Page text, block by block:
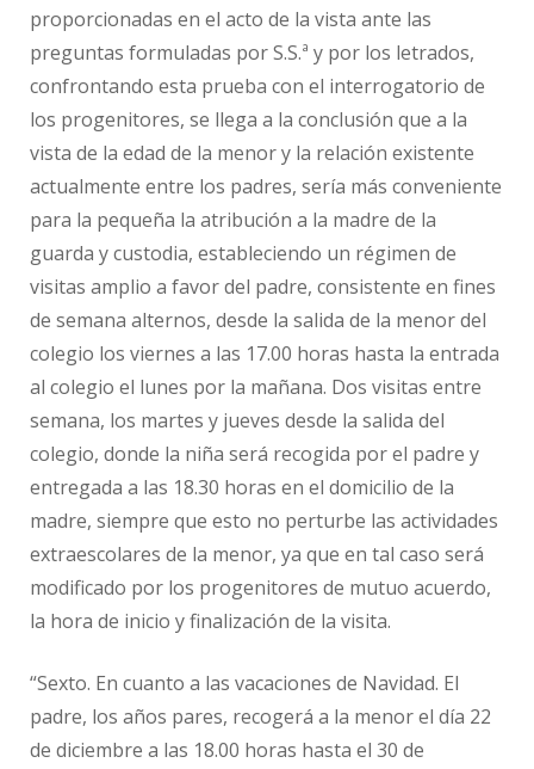
proporcionadas en el acto de la vista ante las
preguntas formuladas por S.S.ª y por los letrados,
confrontando esta prueba con el interrogatorio de
los progenitores, se llega a la conclusión que a la
vista de la edad de la menor y la relación existente
actualmente entre los padres, sería más conveniente
para la pequeña la atribución a la madre de la
guarda y custodia, estableciendo un régimen de
visitas amplio a favor del padre, consistente en fines
de semana alternos, desde la salida de la menor del
colegio los viernes a las 17.00 horas hasta la entrada
al colegio el lunes por la mañana. Dos visitas entre
semana, los martes y jueves desde la salida del
colegio, donde la niña será recogida por el padre y
entregada a las 18.30 horas en el domicilio de la
madre, siempre que esto no perturbe las actividades
extraescolares de la menor, ya que en tal caso será
modificado por los progenitores de mutuo acuerdo,
la hora de inicio y finalización de la visita.
“Sexto. En cuanto a las vacaciones de Navidad. EI
padre, los años pares, recogerá a la menor el día 22
de diciembre a las 18.00 horas hasta el 30 de